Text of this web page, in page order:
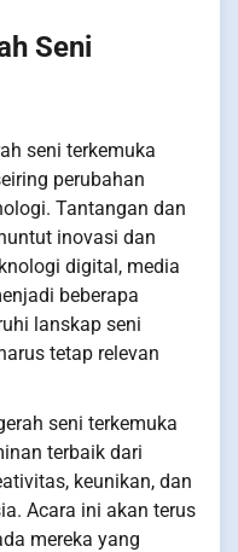
Seni
seni terkemuka
perubahan
Tantangan dan
inovasi dan
digital, media
beberapa
lanskap seni
tetap relevan
seni terkemuka
terbaik dari
keunikan, dan
Acara ini akan terus
mereka yang